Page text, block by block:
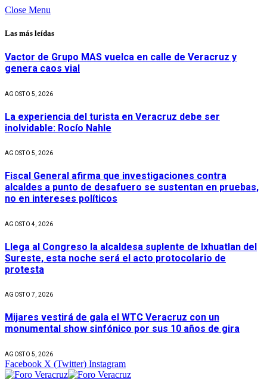
Close Menu
Las más leídas
Vactor de Grupo MAS vuelca en calle de Veracruz y
genera caos vial
AGOSTO 5, 2026
La experiencia del turista en Veracruz debe ser
inolvidable: Rocío Nahle
AGOSTO 5, 2026
Fiscal General afirma que investigaciones contra
alcaldes a punto de desafuero se sustentan en pruebas,
no en intereses políticos
AGOSTO 4, 2026
Llega al Congreso la alcaldesa suplente de Ixhuatlan del
Sureste, esta noche será el acto protocolario de
protesta
AGOSTO 7, 2026
Mijares vestirá de gala el WTC Veracruz con un
monumental show sinfónico por sus 10 años de gira
AGOSTO 5, 2026
Facebook X (Twitter) Instagram